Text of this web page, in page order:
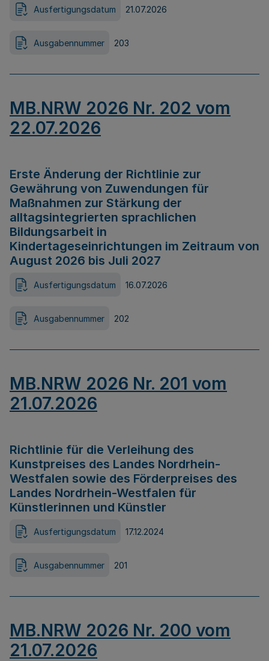
Ausfertigungsdatum 21.07.2026
Ausgabennummer 203
MB.NRW 2026 Nr. 202 vom
22.07.2026
Erste Änderung der Richtlinie zur
Gewährung von Zuwendungen für
Maßnahmen zur Stärkung der
alltagsintegrierten sprachlichen
Bildungsarbeit in
Kindertageseinrichtungen im Zeitraum von
August 2026 bis Juli 2027
Ausfertigungsdatum 16.07.2026
Ausgabennummer 202
MB.NRW 2026 Nr. 201 vom
21.07.2026
Richtlinie für die Verleihung des
Kunstpreises des Landes Nordrhein-
Westfalen sowie des Förderpreises des
Landes Nordrhein-Westfalen für
Künstlerinnen und Künstler
Ausfertigungsdatum 17.12.2024
Ausgabennummer 201
MB.NRW 2026 Nr. 200 vom
21.07.2026